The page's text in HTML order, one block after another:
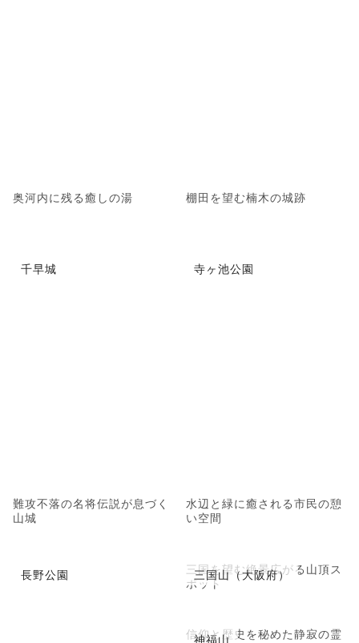
奥河内に残る癒しの湯 棚田を望む楠木の城跡
千早城
難攻不落の名将伝説が息づく
山城
寺ヶ池公園
水辺と緑に癒される市民の憩
い空間
長野公園 三国山（大阪府）
三国を望む絶景広がる山頂ス
ポット
神福山
信仰と歴史を秘めた静寂の霊